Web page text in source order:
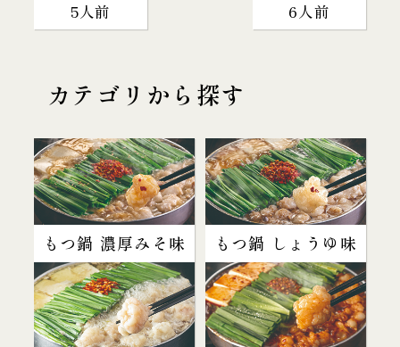
5人前 6人前
カテゴリから探す
もつ鍋 濃厚みそ味 もつ鍋 しょうゆ味